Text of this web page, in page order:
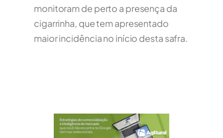
monitoram de perto a presença da
cigarrinha, que tem apresentado
maior incidência no início desta safra.